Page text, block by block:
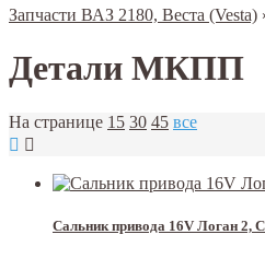
Запчасти ВАЗ 2180, Веста (Vesta)
Детали МКПП
На странице 15 30 45 все
Сальник привода 16V Логан 2,